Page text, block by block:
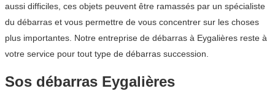
aussi difficiles, ces objets peuvent être ramassés par un spécialiste
du débarras et vous permettre de vous concentrer sur les choses
plus importantes. Notre entreprise de débarras à Eygalières reste à
votre service pour tout type de débarras succession.
Sos débarras Eygalières